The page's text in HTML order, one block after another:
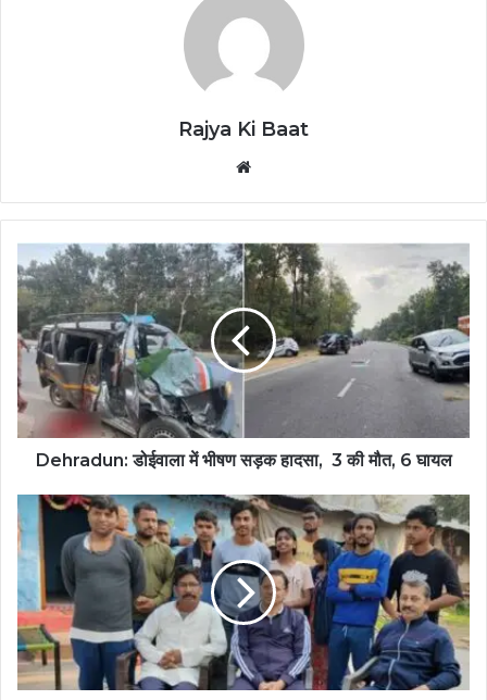
Rajya Ki Baat
Dehradun: डोईवाला में भीषण सड़क हादसा, 3 की मौत, 6 घायल